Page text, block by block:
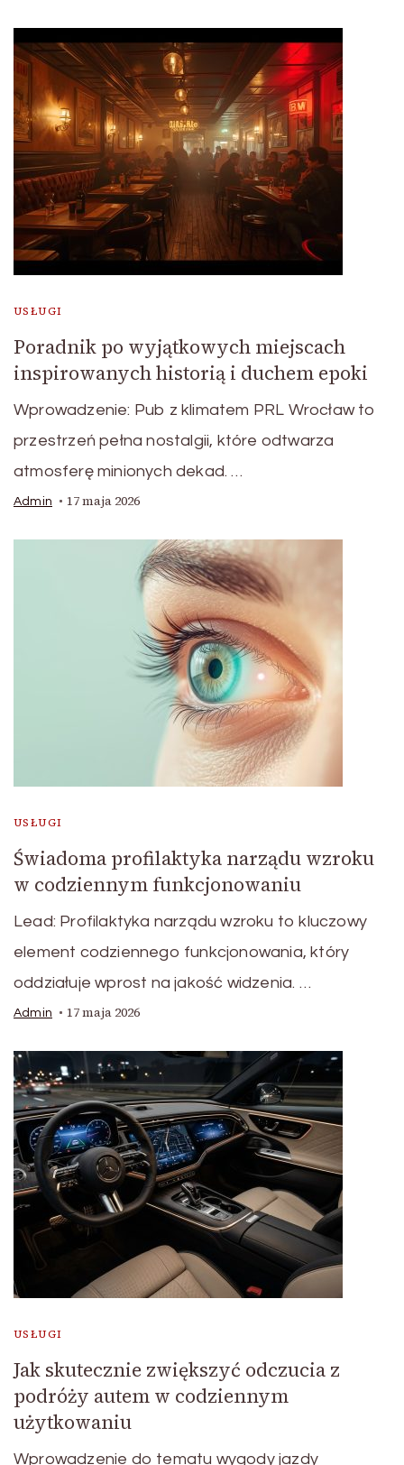
USŁUGI
Poradnik po wyjątkowych miejscach
inspirowanych historią i duchem epoki
Wprowadzenie: Pub z klimatem PRL Wrocław to
przestrzeń pełna nostalgii, które odtwarza
atmosferę minionych dekad. …
Admin 17 maja 2026
USŁUGI
Świadoma profilaktyka narządu wzroku
w codziennym funkcjonowaniu
Lead: Profilaktyka narządu wzroku to kluczowy
element codziennego funkcjonowania, który
oddziałuje wprost na jakość widzenia. …
Admin 17 maja 2026
USŁUGI
Jak skutecznie zwiększyć odczucia z
podróży autem w codziennym
użytkowaniu
Wprowadzenie do tematu wygody jazdy